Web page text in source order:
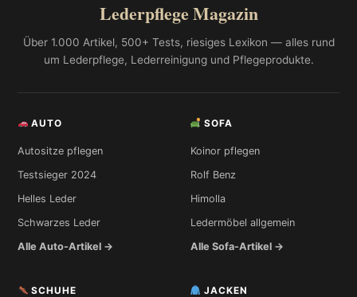
Lederpflege Magazin
Über 1.000 Artikel, 500+ Tests, riesiges Lexikon — alles rund
um Lederpflege, Lederreinigung und Pflegeprodukte.
AUTO
Autositze pflegen
Testsieger 2024
Helles Leder
Schwarzes Leder
Alle Auto-Artikel →
SOFA
Koinor pflegen
Rolf Benz
Himolla
Ledermöbel allgemein
Alle Sofa-Artikel →
SCHUHE JACKEN